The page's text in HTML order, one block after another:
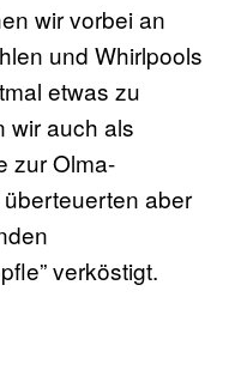
wir vorbei an
und Whirlpools
etwas zu
wir auch als
zur Olma-
aber
verköstigt.